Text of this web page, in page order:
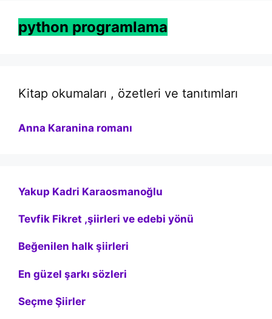
python programlama
Kitap okumaları , özetleri ve tanıtımları
Anna Karanina romanı
Yakup Kadri Karaosmanoğlu
Tevfik Fikret ,şiirleri ve edebi yönü
Beğenilen halk şiirleri
En güzel şarkı sözleri
Seçme Şiirler